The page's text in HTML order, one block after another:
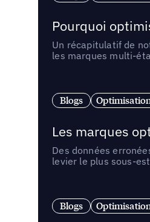
Pourquoi
Un récapitulatif de
les marques multi-
Blogs
Les marques
Des données
levier le plus sous-
Blogs